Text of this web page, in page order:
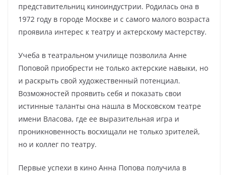
представительниц киноиндустрии. Родилась она в
1972 году в городе Москве и с самого малого возраста
проявила интерес к театру и актерскому мастерству.
Учеба в театральном училище позволила Анне
Поповой приобрести не только актерские навыки, но
и раскрыть свой художественный потенциал.
Возможностей проявить себя и показать свои
истинные таланты она нашла в Московском театре
имени Власова, где ее выразительная игра и
проникновенность восхищали не только зрителей,
но и коллег по театру.
Первые успехи в кино Анна Попова получила в